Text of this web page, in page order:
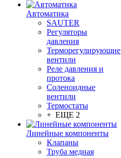
Автоматика
SAUTER
Регуляторы
давления
Терморегулирующие
вентили
Реле давления и
протока
Соленоидные
вентили
Термостаты
+ ЕЩЕ 2
Линейные компоненты
Клапаны
Труба медная